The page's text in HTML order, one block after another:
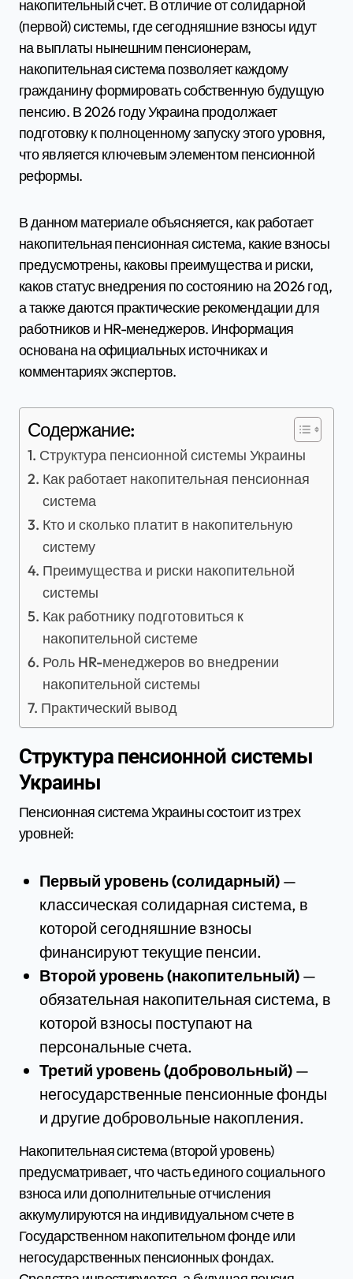
накопительный счет. В отличие от солидарной
(первой) системы, где сегодняшние взносы идут
на выплаты нынешним пенсионерам,
накопительная система позволяет каждому
гражданину формировать собственную будущую
пенсию. В 2026 году Украина продолжает
подготовку к полноценному запуску этого уровня,
что является ключевым элементом пенсионной
реформы.
В данном материале объясняется, как работает
накопительная пенсионная система, какие взносы
предусмотрены, каковы преимущества и риски,
каков статус внедрения по состоянию на 2026 год,
а также даются практические рекомендации для
работников и HR-менеджеров. Информация
основана на официальных источниках и
комментариях экспертов.
Содержание:
Структура пенсионной системы Украины
Как работает накопительная пенсионная
система
Кто и сколько платит в накопительную
систему
Преимущества и риски накопительной
системы
Как работнику подготовиться к
накопительной системе
Роль HR-менеджеров во внедрении
накопительной системы
Практический вывод
Структура пенсионной системы
Украины
Пенсионная система Украины состоит из трех
уровней:
Первый уровень (солидарный)—
классическая солидарная система, в
которой сегодняшние взносы
финансируют текущие пенсии.
Второй уровень (накопительный)—
обязательная накопительная система, в
которой взносы поступают на
персональные счета.
Третий уровень (добровольный)—
негосударственные пенсионные фонды
и другие добровольные накопления.
Накопительная система (второй уровень)
предусматривает, что часть единого социального
взноса или дополнительные отчисления
аккумулируются на индивидуальном счете в
Государственном накопительном фонде или
негосударственных пенсионных фондах.